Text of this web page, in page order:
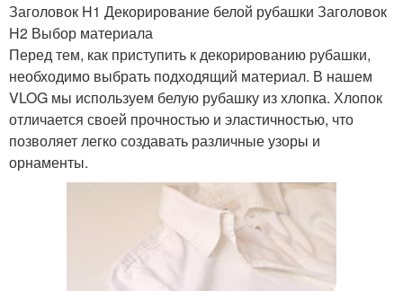
Заголовок H1 Декорирование белой рубашки Заголовок
H2 Выбор материала
Перед тем, как приступить к декорированию рубашки,
необходимо выбрать подходящий материал. В нашем
VLOG мы используем белую рубашку из хлопка. Хлопок
отличается своей прочностью и эластичностью, что
позволяет легко создавать различные узоры и
орнаменты.